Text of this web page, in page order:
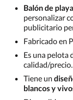
Balón de
personalizar
publicitario
Fabricado en
Es una pelota
calidad/precio.
Tiene un
blancos y